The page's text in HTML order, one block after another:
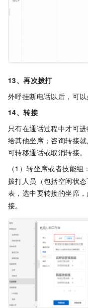
13、再次拨打
外呼挂断电话以后，可以
14、转接
只有在通话过程中才可
给其他坐席；咨询转接
可转移通话或取消转接。
（1）转坐席或者技能组
拨打人员（包括空闲状
表，选中要转接的坐席
接。